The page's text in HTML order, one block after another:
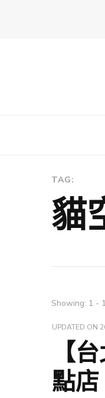
TAG:
貓
Showing: 1 -
UPDATED ON
【
點店